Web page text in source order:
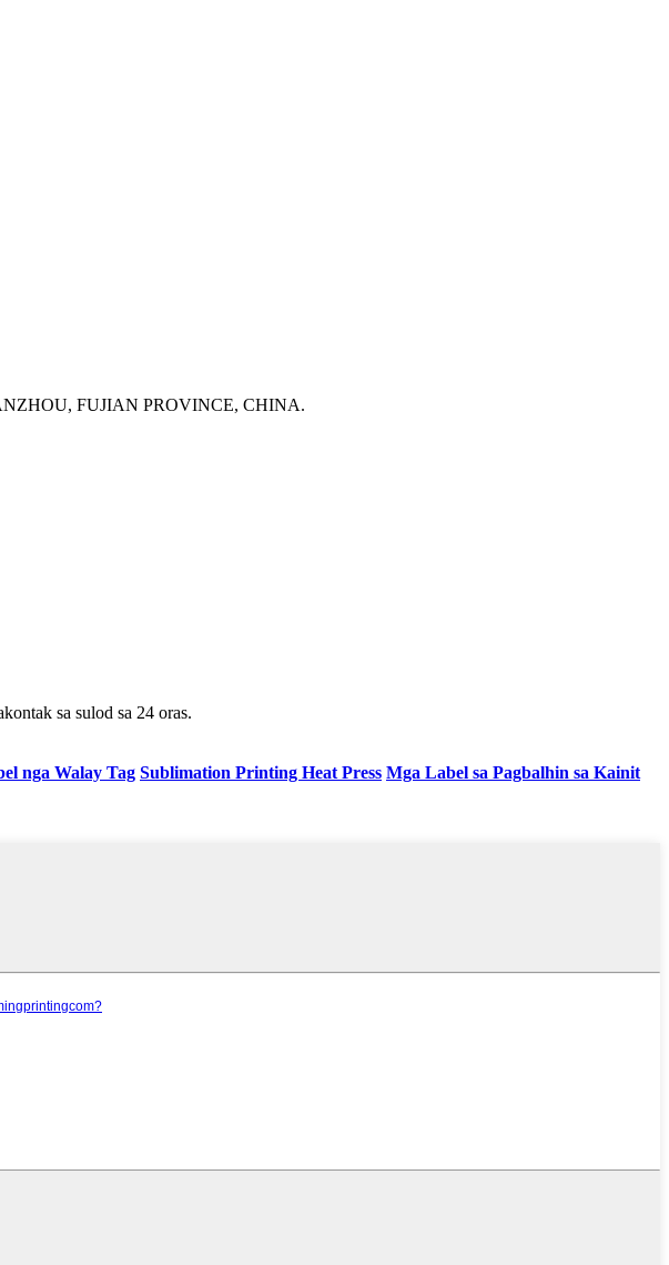
FUJIAN PROVINCE, CHINA.
sa sulod sa 24 oras.
nga Walay Tag Sublimation Printing Heat Press Mga Label sa Pagbalhin sa Kainit